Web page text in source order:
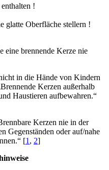
!
glatte Oberfläche stellern !
eine brennende Kerze nie
in die Hände von Kindern
Kerzen außerhalb
Haustieren aufbewahren.“
Kerzen nie in der
Gegenständen oder auf/nahe
[1 , 2]